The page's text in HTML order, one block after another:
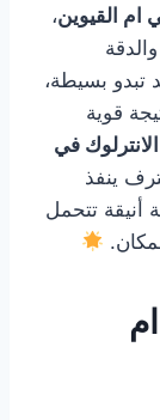
ام القيوين،
تبدو بسيطة،
قوية
في
ينفذ
أنيقة تتحمل